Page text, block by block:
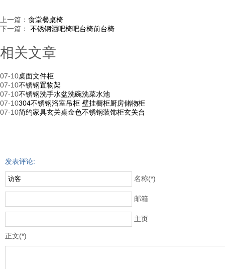
上一篇： 食堂餐桌椅
下一篇： 不锈钢酒吧椅吧台椅前台椅
相关文章
07-10桌面文件柜
07-10不锈钢置物架
07-10不锈钢洗手水盆洗碗洗菜水池
07-10304不锈钢浴室吊柜 壁挂橱柜厨房储物柜
07-10简约家具玄关桌金色不锈钢装饰柜玄关台
发表评论:
名称(*)
邮箱
主页
正文(*)